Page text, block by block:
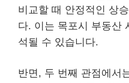
비교할 때 안정적인 상
다. 이는 목포시 부동산
석될 수 있습니다.
반면, 두 번째 관점에서